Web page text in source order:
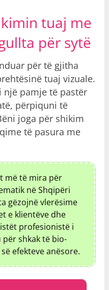
tuaj me
për sytë
për të gjitha
tuaj vizuale.
pamje të pastër
përpiquni të
joga për shikim
të pasura me
më të mira për
në Shqipëri
gëzojnë vlerësime
e klientëve dhe
profesionistë i
shkak të bio-
efekteve anësore.